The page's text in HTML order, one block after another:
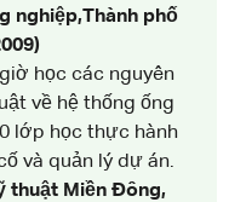
nghiệp,Thành phố
học các nguyên
về hệ thống ống
lớp học thực hành
và quản lý dự án.
thuật Miền Đông,